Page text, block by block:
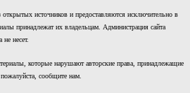
источников и предоставляются исключительно в
принадлежат их владельцам. Администрация сайта
не несет.
которые нарушают авторские права, принадлежащие
сообщите нам.